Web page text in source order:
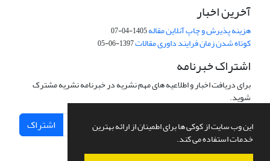
این وب سایت از کوکی ها برای اطمینان از ارائه بهترین
خدمات استفاده می کند.
آخرین اخبار
هزینه پذیرش و چاپ آنلاین مقاله1405-04-07
کوتاه شدن زمان فرایند داوری مقالات1397-06-05
اشتراک خبرنامه
برای دریافت اخبار و اطلاعیه های مهم نشریه در خبرنامه نشریه مشترک
شوید.
اشتراک